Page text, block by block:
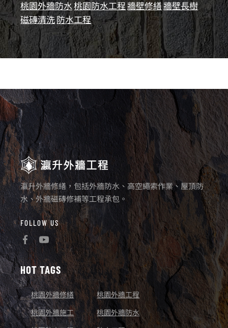
桃園外牆防水桃園防水工程牆壁修繕牆壁長樹
磁磚清洗防水工程
瀛升外牆修繕，包括外牆防水、高空繩索作業、屋頂防
水、外牆磁磚修補等工程承包。
FOLLOW US
HOT TAGS
桃園外牆修繕 桃園外牆工程
桃園外牆施工 桃園外牆防水